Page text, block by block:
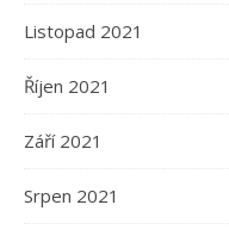
Listopad 2021
Říjen 2021
Září 2021
Srpen 2021